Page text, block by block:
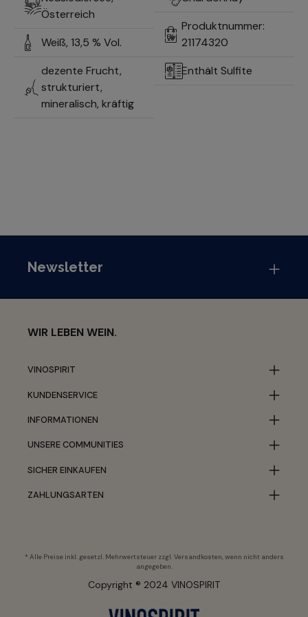
Österreich
Weiß, 13,5 % Vol.
dezente Frucht,
strukturiert,
mineralisch, kräftig
Produktnummer:
21174320
Enthält Sulfite
Newsletter
WIR LEBEN WEIN.
VINOSPIRIT
KUNDENSERVICE
INFORMATIONEN
UNSERE COMMUNITIES
SICHER EINKAUFEN
ZAHLUNGSARTEN
* Alle Preise inkl. gesetzl. Mehrwertsteuer zzgl.Versandkosten, wenn nicht anders
angegeben.
Copyright ® 2024 VINOSPIRIT